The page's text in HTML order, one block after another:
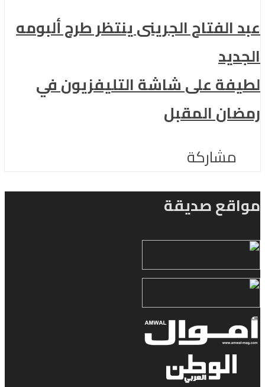
عبد الفتاح الجرينى ينتظر طرح ألبومه
الجديد
لطيفة على شاشة التليفزيون في
رمضان المقبل
مشاركة
مواقع صديقة